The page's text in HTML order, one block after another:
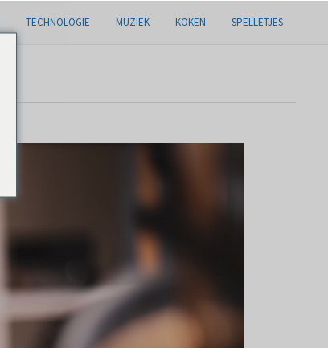
TECHNOLOGIE MUZIEK KOKEN SPELLETJES